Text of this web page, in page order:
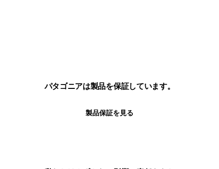
パタゴニアは製品を保証しています。
製品保証を見る